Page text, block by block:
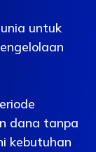
untuk
dana tanpa
kebutuhan